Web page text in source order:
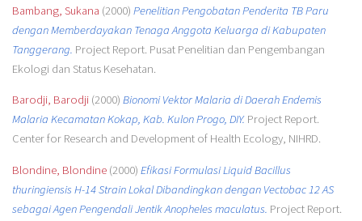
Bambang, Sukana (2000) Penelitian Pengobatan Penderita TB Paru
dengan Memberdayakan Tenaga Anggota Keluarga di Kabupaten
Tanggerang. Project Report. Pusat Penelitian dan Pengembangan
Ekologi dan Status Kesehatan.
Barodji, Barodji(2000) Bionomi Vektor Malaria di Daerah Endemis
Malaria Kecamatan Kokap, Kab. Kulon Progo, DIY.Project Report.
Center for Research and Development of Health Ecology, NIHRD.
Blondine, Blondine(2000) Efikasi Formulasi Liquid Bacillus
thuringiensis H-14 Strain Lokal Dibandingkan dengan Vectobac 12 AS
sebagai Agen Pengendali Jentik Anopheles maculatus. Project Report.